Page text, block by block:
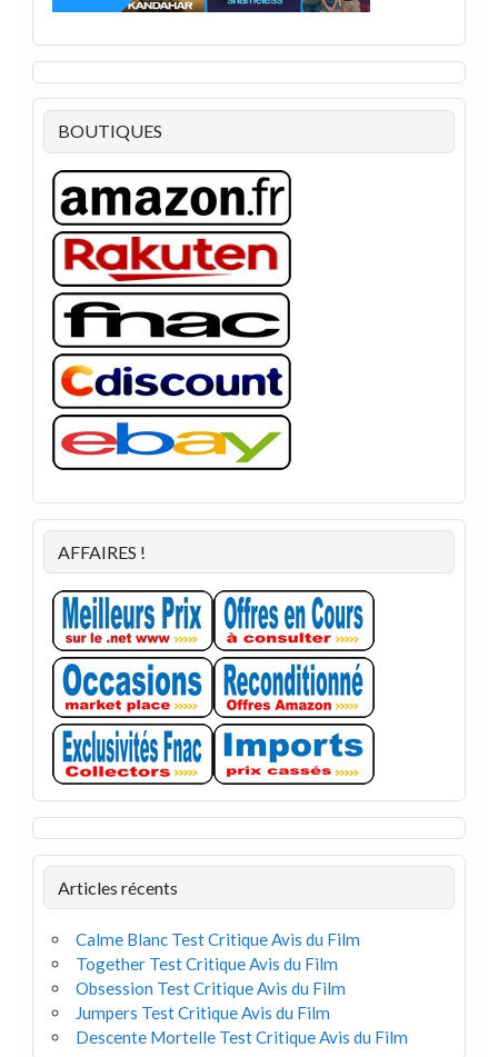
BOUTIQUES
AFFAIRES !
Articles récents
Calme Blanc Test Critique Avis du Film
Together Test Critique Avis du Film
Obsession Test Critique Avis du Film
Jumpers Test Critique Avis du Film
Descente Mortelle Test Critique Avis du Film